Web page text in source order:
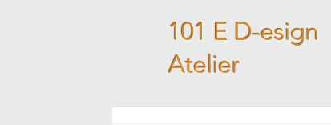
101 E D-esign
Atelier